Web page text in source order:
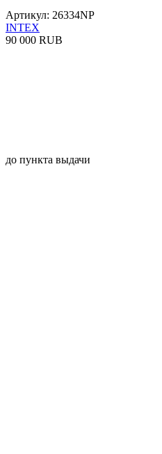
Артикул: 26334NP
INTEX
90 000 RUB
до пункта выдачи